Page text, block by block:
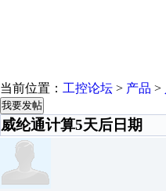
当前位置： 工控论坛 > 产品 >
我要发帖
威纶通计算5天后日期